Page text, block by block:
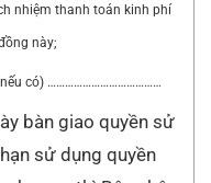
nhiệm thanh toán kinh phí
này;
có) …………………………………
bàn giao quyền sử
sử dụng quyền